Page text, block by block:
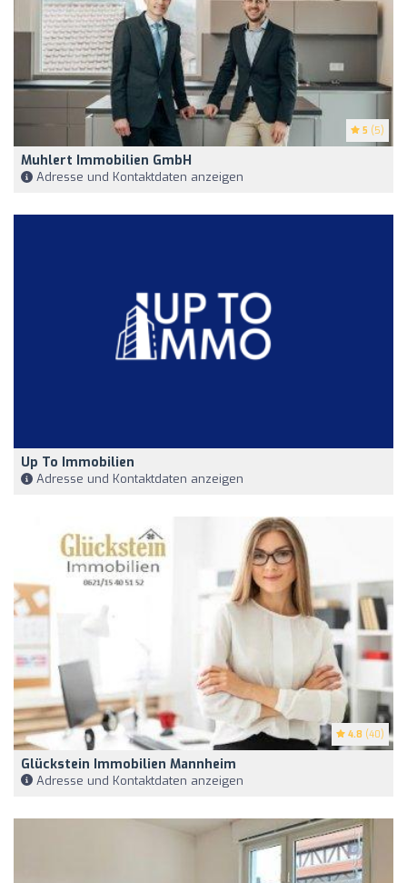
5 (5)
Muhlert Immobilien GmbH
Adresse und Kontaktdaten anzeigen
Up To Immobilien
Adresse und Kontaktdaten anzeigen
4.8 (40)
Glückstein Immobilien Mannheim
Adresse und Kontaktdaten anzeigen